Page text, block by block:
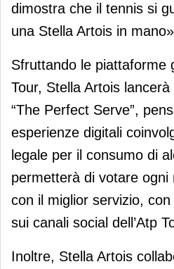
dimostra che il tennis si
una Stella Artois in
Sfruttando le piattaforme
Tour, Stella Artois
“The Perfect Serve”,
esperienze digitali
legale per il consumo di
permetterà di votare ogni
con il miglior servizio, con
sui canali social dell’Atp
Inoltre, Stella Artois